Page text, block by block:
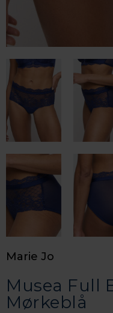
Marie Jo
Musea Full
Mørkeblå